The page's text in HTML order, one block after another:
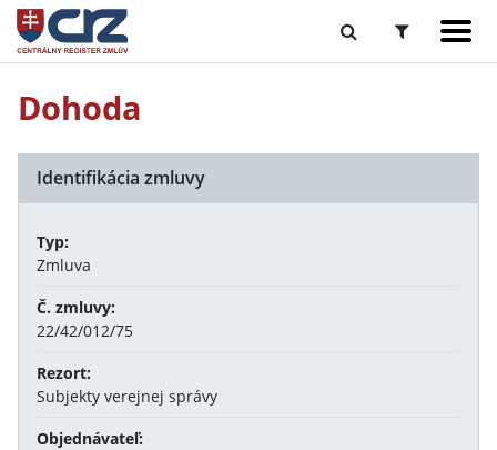
Dohoda
Identifikácia zmluvy
Typ:
Zmluva
Č. zmluvy:
22/42/012/75
Rezort:
Subjekty verejnej správy
Objednávateľ: